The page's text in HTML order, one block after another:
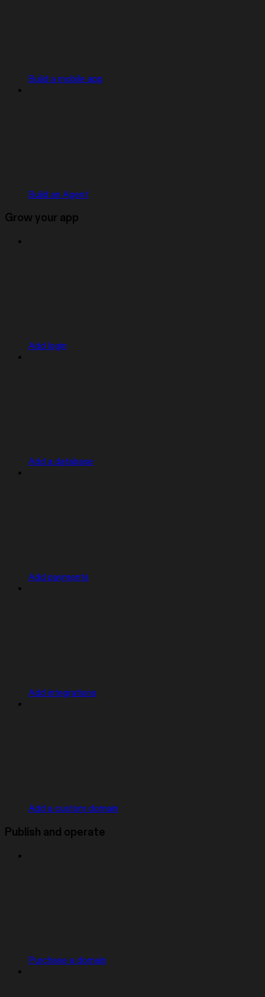
Build a mobile app
Build an Agent
Grow your app
Add login
Add a database
Add payments
Add integrations
Add a custom domain
Publish and operate
Purchase a domain